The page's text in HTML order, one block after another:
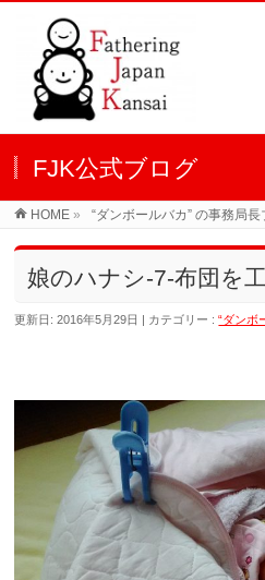
FJK公式ブログ
HOME » “ダンボールバカ” の事務局長
娘のハナシ-7-布団を
更新日: 2016年5月29日 カテゴリー :“ダンボ